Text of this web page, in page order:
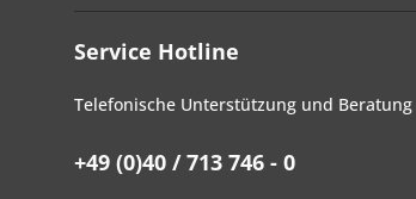
Service Hotline
Telefonische Unterstützung und
+49 (0)40 / 713 746 - 0